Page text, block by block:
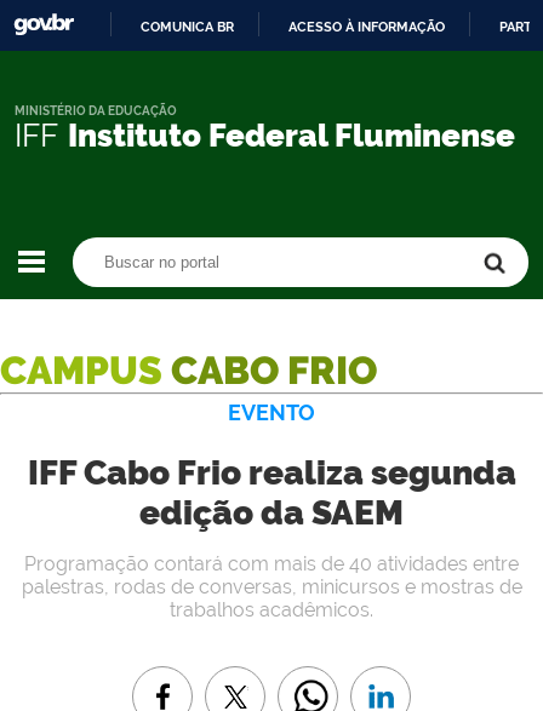
CONTEÚDO
COMUNICA BR ACESSO À INFORMAÇÃO
IFF Instituto Federal Fluminense
MINISTÉRIO DA EDUCAÇÃO
CAMPUS CABO FRIO
EVENTO
IFF Cabo Frio realiza segunda
edição da SAEM
Programação contará com mais de 40 atividades entre
palestras, rodas de conversas, minicursos e mostras de
trabalhos acadêmicos.